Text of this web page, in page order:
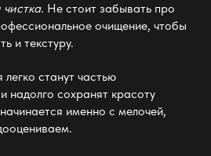
. Не стоит забывать про
очищение, чтобы
и текстуру.
станут частью
надолго сохранят красоту
именно с мелочей,